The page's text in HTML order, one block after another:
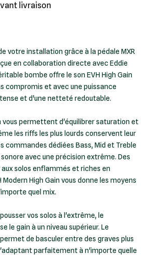
livraison
votre installation grâce à la pédale MXR
en collaboration directe avec Eddie
bombe offre le son EVH High Gain
compromis et avec une puissance
et d'une netteté redoutable.
vous permettent d'équilibrer saturation et
les riffs les plus lourds conservent leur
commandes dédiées Bass, Mid et Treble
avec une précision extrême. Des
solos enflammés et riches en
Modern High Gain vous donne les moyens
quel mix.
vos solos à l'extrême, le
le gain à un niveau supérieur. Le
de basculer entre des graves plus
parfaitement à n'importe quelle